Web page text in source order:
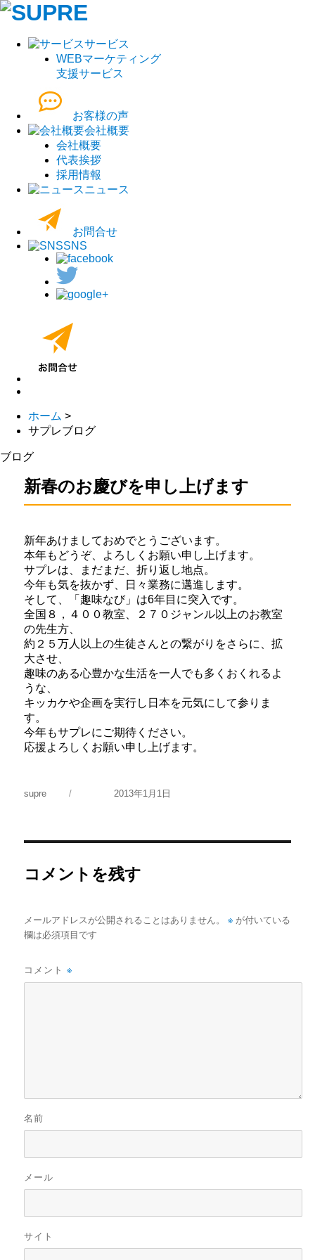
サービス
WEBマーケティング
支援サービス
お客様の声
会社概要
会社概要
代表挨拶
採用情報
ニュース
お問合せ
SNS
ホーム >
サプレブログ
ブログ
新春のお慶びを申し上げます
新年あけましておめでとうございます。
本年もどうぞ、よろしくお願い申し上げます。
サプレは、まだまだ、折り返し地点。
今年も気を抜かず、日々業務に邁進します。
そして、「趣味なび」は6年目に突入です。
全国８，４００教室、２７０ジャンル以上のお教室
の先生方、
約２５万人以上の生徒さんとの繋がりをさらに、拡
大させ、
趣味のある心豊かな生活を一人でも多くおくれるよ
うな、
キッカケや企画を実行し日本を元気にして参りま
す。
今年もサプレにご期待ください。
応援よろしくお願い申し上げます。
投
supre 2013年1月1日
コメントを残す
メールアドレスが公開されることはありません。 ※ が付いている
欄は必須項目です
コメント※
名前
メール
サイト